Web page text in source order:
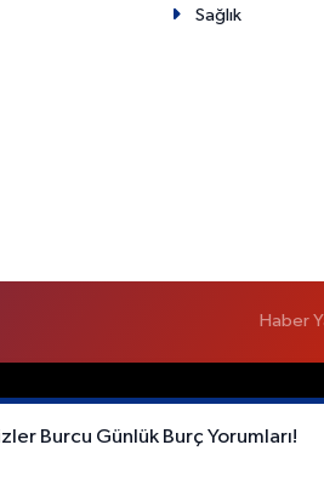
Sağlık
Haber
Burcu Günlük Burç Yorumları!